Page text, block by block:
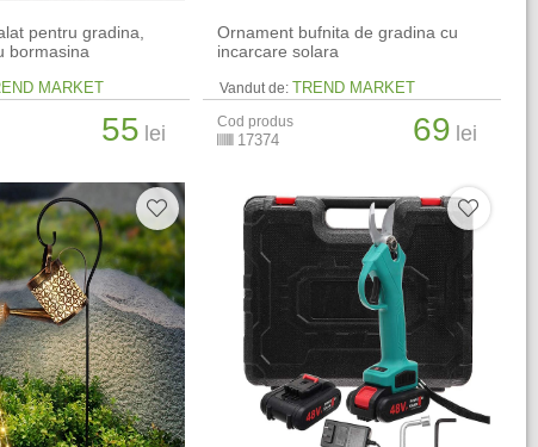
pentru gradina,
bormasina
MARKET
55 lei
Ornament bufnita de gradina cu
incarcare solara
Vandut de: TREND MARKET
Cod produs
17374 69 lei